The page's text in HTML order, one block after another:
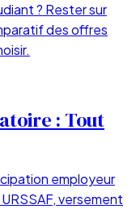
? Rester sur
des offres
: Tout
employeur
versement